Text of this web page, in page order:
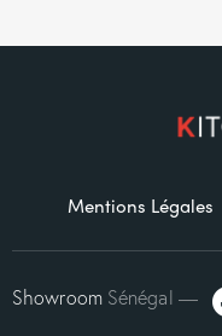
Mentions Légales
ShowroomSénégal —